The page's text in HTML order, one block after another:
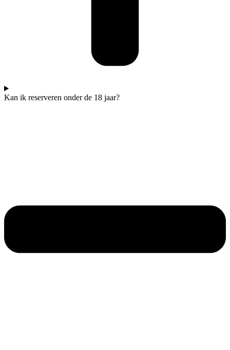
Kan ik reserveren onder de 18 jaar?